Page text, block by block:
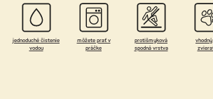
zvieratá, má praktickú protišmykovú
vhodný aj pre miestnosti s podlahovým
jednoduché čistenie
vodou
môžete prať v
práčke
protišmyková
spodná vrstva